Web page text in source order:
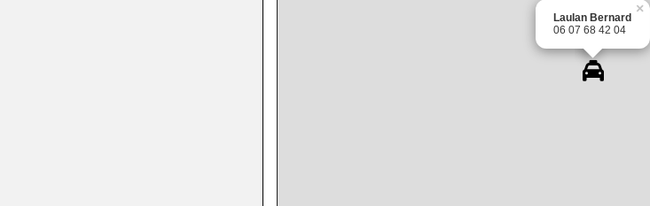
Laulan Bernard
06 07 68 42 04
×